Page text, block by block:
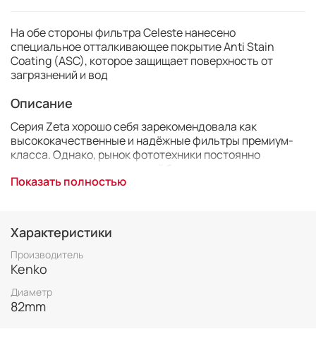
На обе стороны фильтра Celeste нанесено
специальное отталкивающее покрытие Anti Stain
Coating (ASC), которое защищает поверхность от
загрязнений и вод
Описание
Серия Zeta хорошо себя зарекомендовала как
высококачественные и надёжные фильтры премиум-
класса. Однако, рынок фототехники постоянно
требования. Поэтому при разработке серии нового
время любой дополнительный оптический элемент,
коим является фильтр, становится нежелательным.
Накопленный опыт и технологии позволили создать
фильтры со всеми востребованными
характеристиками, которые в то же время не
оказывают какого-либо негативного влияния на
Показать полностью
Характеристики
Производитель
Kenko
Диаметр
82mm